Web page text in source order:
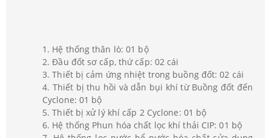
1. Hệ thống thân lò: 01 bộ
2. Đầu đốt sơ cấp, thứ cấp: 02 cái
3. Thiết bị cảm ứng nhiệt trong buồng đốt: 02 cái
4. Thiết bị thu hồi và dẫn bụi khí từ Buồng đốt đến
Cyclone: 01 bộ
5. Thiết bị xử lý khí cấp 2 Cyclone: 01 bộ
6. Hệ thống Phun hóa chất lọc khí thải CIP: 01 bộ